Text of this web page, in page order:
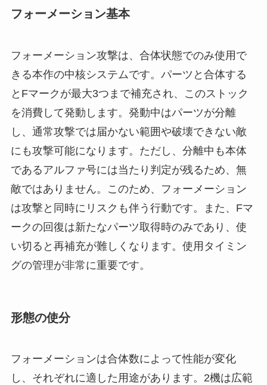
フォーメーション基本
フォーメーション攻撃は、合体状態でのみ使用で
きる本作の中核システムです。パーツと合体する
とFマークが最大3つまで補充され、このストック
を消費して発動します。発動中はパーツが分離
し、通常攻撃では届かない範囲や破壊できない敵
にも攻撃可能になります。ただし、分離中も本体
であるアルファ号には当たり判定が残るため、無
敵ではありません。このため、フォーメーション
は攻撃と同時にリスクも伴う行動です。また、Fマ
ークの回復は新たなパーツ取得時のみであり、使
い切ると再補充が難しくなります。使用タイミン
グの管理が非常に重要です。
形態の使分
フォーメーションは合体数によって性能が変化
し、それぞれに適した用途があります。2機は広範